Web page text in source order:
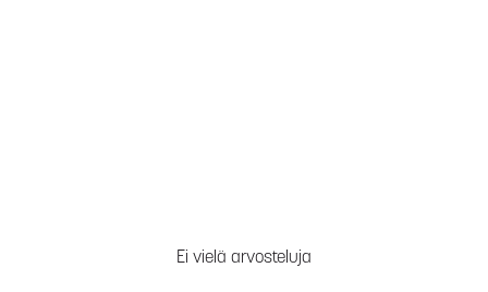
Ei vielä arvosteluja